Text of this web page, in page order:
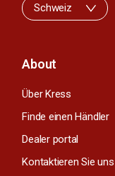
About
Über Kress
Finde einen Händler
Dealer portal
Kontaktieren Sie uns
Schweiz